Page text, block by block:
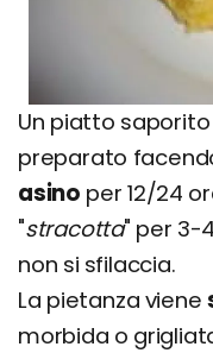
Un piatto
preparato
asino per 12/24
"stracotta" per 3-
non si sfilaccia.
La pietanza viene
morbida o